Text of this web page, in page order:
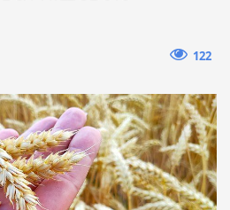
122